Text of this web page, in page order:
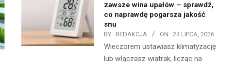
zawsze wina upałów – sprawdź,
co naprawdę pogarsza jakość
snu
BY: REDAKCJA ON: 24 LIPCA, 2026
Wieczorem ustawiasz klimatyzację
lub włączasz wiatrak, licząc na